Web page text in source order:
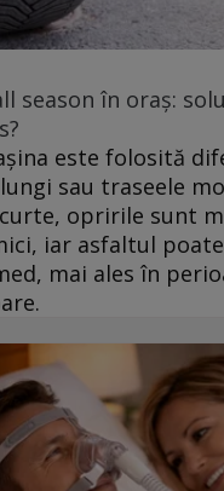
season în oraș:
este folosită
sau traseele
opririle sunt
iar asfaltul
mai ales în